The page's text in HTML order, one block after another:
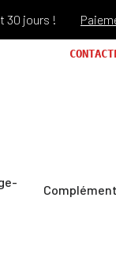
! Paiements